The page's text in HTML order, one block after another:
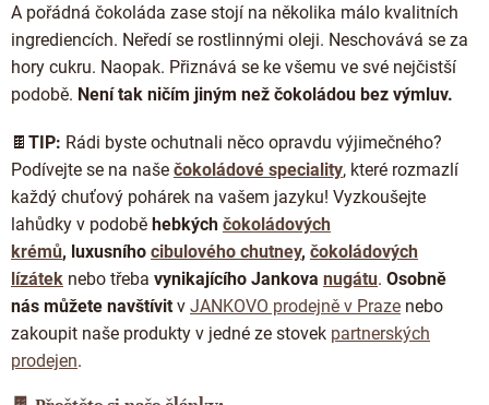
A pořádná čokoláda zase stojí na několika málo kvalitních
ingrediencích. Neředí se rostlinnými oleji. Neschovává se za
hory cukru. Naopak. Přiznává se ke všemu ve své nejčistší
podobě. Není tak ničím jiným než čokoládou bez výmluv.
🍫 TIP: Rádi byste ochutnali něco opravdu výjimečného?
Podívejte se na naše čokoládové speciality, které rozmazlí
každý chuťový pohárek na vašem jazyku! Vyzkoušejte
lahůdky v podobě hebkých čokoládových
krémů, luxusního cibulového chutney, čokoládových
lízátek nebo třeba vynikajícího Jankova nugátu. Osobně
nás můžete navštívit v JANKOVO prodejně v Praze nebo
zakoupit naše produkty v jedné ze stovek partnerských
prodejen.